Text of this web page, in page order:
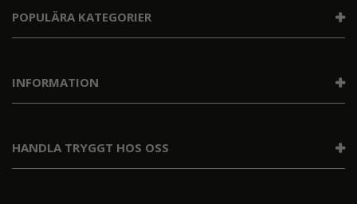
POPULÄRA KATEGORIER
INFORMATION
HANDLA TRYGGT HOS OSS